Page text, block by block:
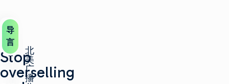
导
言
Stop
overselling
北
美
广
播